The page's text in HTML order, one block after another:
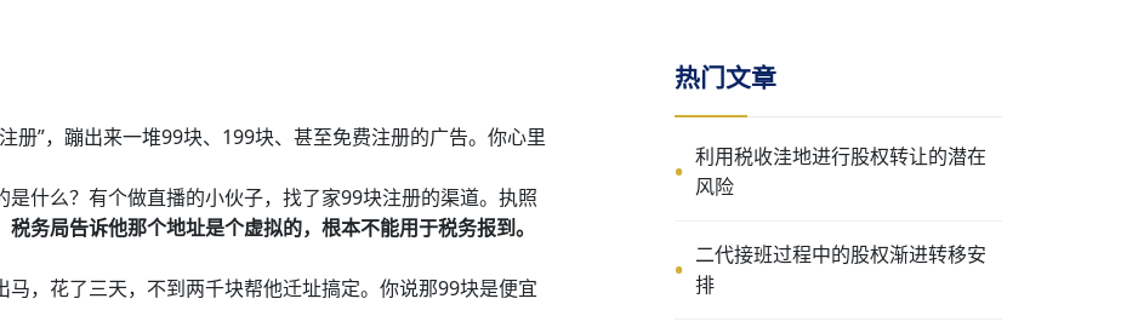
册”，蹦出来一堆99块、199块、甚至免费注册的广告。你心里
什么？有个做直播的小伙子，找了家99块注册的渠道。执照
务局告诉他那个地址是个虚拟的，根本不能用于税务报到。
，花了三天，不到两千块帮他迁址搞定。你说那99块是便宜
热门文章
利用税收洼地进行股权转让的潜在
风险
二代接班过程中的股权渐进转移安
排